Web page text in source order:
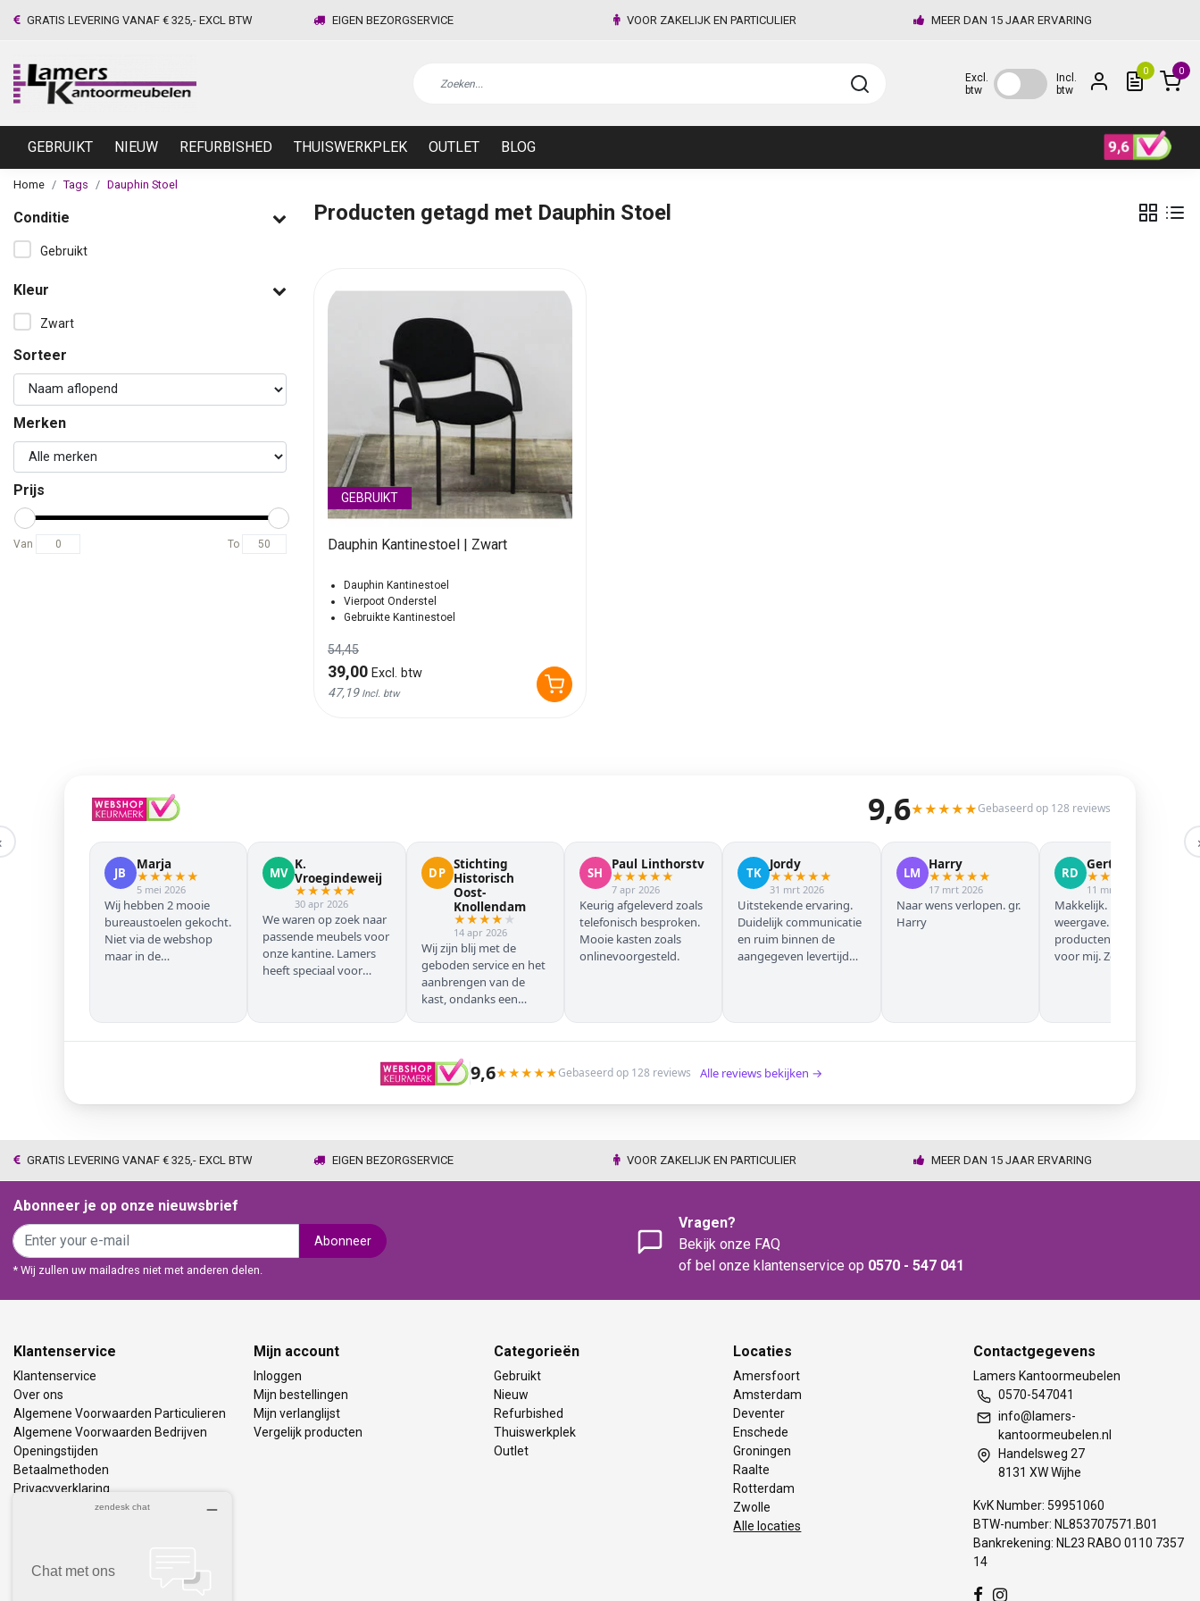
GRATIS LEVERING VANAF € 325,- EXCL BTW EIGEN BEZORGSERVICE VOOR ZAKELIJK EN PARTICULIER MEER DAN 15 JAAR ERVARING
Excl.
btw
Incl.
btw
0 0
GEBRUIKT NIEUW REFURBISHED THUISWERKPLEK OUTLET BLOG
Home Tags Dauphin Stoel
Conditie
Gebruikt
Kleur
Zwart
Sorteer
Merken
Prijs
Van To
Producten getagd met Dauphin Stoel
GEBRUIKT
Dauphin Kantinestoel | Zwart
Dauphin Kantinestoel
Vierpoot Onderstel
Gebruikte Kantinestoel
54,45
39,00 Excl. btw
47,19 Incl. btw
9,6★★★★★Gebaseerd op 128 reviews
JB
Marja
★★★★★
5 mei 2026
Wij hebben 2 mooie
bureaustoelen gekocht.
Niet via de webshop
maar in de
MV
K.
Vroegindeweij
★★★★★
30 apr 2026
We waren op zoek naar
passende meubels voor
onze kantine. Lamers
heeft speciaal voor
zodat we geen beuken
met eiken door elkaar
DP
Stichting
Historisch
Oost-
Knollendam
★★★★ ★
14 apr 2026
Wij zijn blij met de
geboden service en het
aanbrengen van de
kast, ondanks een
wij dit vooraf gemeld),
maar dat ging zonder
problemen. Nogmaals
SH
Paul Linthorstv
★★★★★
7 apr 2026
Keurig afgeleverd zoals
telefonisch besproken.
Mooie kasten zoals
onlinevoorgesteld.
TK
Jordy
★★★★★
31 mrt 2026
Uitstekende ervaring.
Duidelijk communicatie
en ruim binnen de
aangegeven levertijd
LM
Harry
★★★★★
17 mrt 2026
Naar wens verlopen. gr.
Harry
RD
Gert Jan
★★
11 mrt 2026
Makkelijk. Mooie
weergave. Goede
producten. Eerste keer
voor mij. Zeker niet de
9,6★★★★★Gebaseerd op 128 reviews Alle reviews bekijken →
GRATIS LEVERING VANAF € 325,- EXCL BTW EIGEN BEZORGSERVICE VOOR ZAKELIJK EN PARTICULIER MEER DAN 15 JAAR ERVARING
Abonneer je op onze nieuwsbrief
Abonneer
* Wij zullen uw mailadres niet met anderen delen.
Vragen?
Bekijk onze FAQ
of bel onze klantenservice op 0570 - 547 041
Klantenservice
Klantenservice
Over ons
Algemene Voorwaarden Particulieren
Algemene Voorwaarden Bedrijven
Openingstijden
Betaalmethoden
Privacyverklaring
Bezorging & Retourneren
Mijn account
Inloggen
Mijn bestellingen
Mijn verlanglijst
Vergelijk producten
Categorieën
Gebruikt
Nieuw
Refurbished
Thuiswerkplek
Outlet
Locaties
Amersfoort
Amsterdam
Deventer
Enschede
Groningen
Raalte
Rotterdam
Zwolle
Alle locaties
Contactgegevens
Lamers Kantoormeubelen
0570-547041
info@lamers-
kantoormeubelen.nl
Handelsweg 27
8131 XW Wijhe
KvK Number: 59951060
BTW-number: NL853707571.B01
Bankrekening: NL23 RABO 0110 7357
14